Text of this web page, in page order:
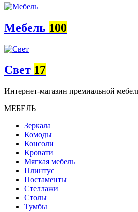
Мебель 100
Свет 17
Интернет-магазин премиальной
МЕБЕЛЬ
Зеркала
Комоды
Консоли
Кровати
Мягкая мебель
Плинтус
Постаменты
Стеллажи
Столы
Тумбы